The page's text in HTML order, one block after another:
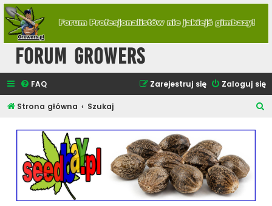
Forum Growers
FAQ Zaloguj się
Zarejestruj się
Strona główna Szukaj